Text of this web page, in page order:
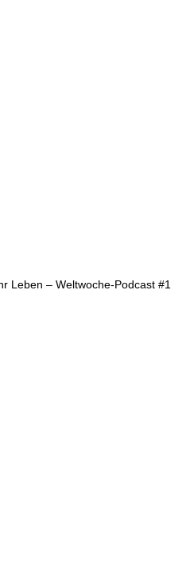
Leben – Weltwoche-Podcast #1